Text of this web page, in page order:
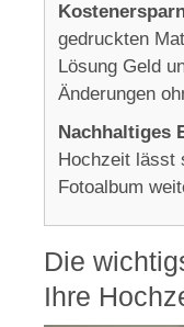
gedruckten
Lösung Geld
Änderungen
Nachhaltiges
Hochzeit lässt
Fotoalbum
Die
Ihre